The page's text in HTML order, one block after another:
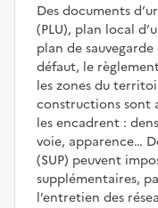
Des documents
(PLU), plan local
plan de sauvegarde
défaut, le
les zones du
constructions sont
les encadrent :
voie, apparence…
(SUP) peuvent
supplémentaires,
l’entretien des